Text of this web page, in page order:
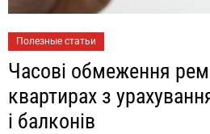
Полезные статьи
Часові обмеження
квартирах з
і балконів